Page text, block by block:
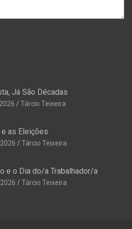
Já São Décadas
Tárcio Teixeira
as Eleições
Tárcio Teixeira
e o Dia do/a Trabalhador/a
Tárcio Teixeira